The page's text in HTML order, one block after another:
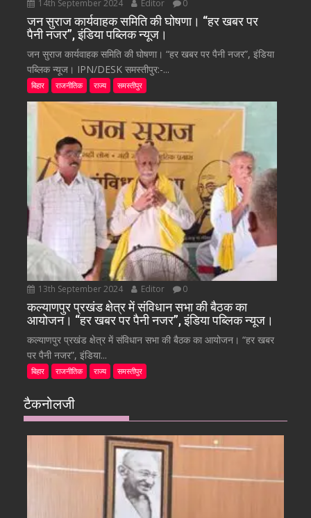
14th September 2024 Editor 0
जन सुराज कार्यवाहक समिति की घोषणा। “हर खबर पर
पैनी नजर”, इंडिया पब्लिक न्यूज।
जन सुराज कार्यवाहक समिति की घोषणा। “हर खबर पर पैनी नजर”, इंडिया
पब्लिक न्यूज। IPN/DESK समस्तीपुर:-...
बिहार राजनीतिक राज्य समस्तीपुर
13th September 2024 Editor 0
कल्याणपुर प्रखंड क्षेत्र में संविधान सभा की बैठक का
आयोजन। “हर खबर पर पैनी नजर”, इंडिया पब्लिक न्यूज।
कल्याणपुर प्रखंड क्षेत्र में संविधान सभा की बैठक का आयोजन। “हर खबर
पर पैनी नजर”, इंडिया...
बिहार राजनीतिक राज्य समस्तीपुर
टैकनोलजी